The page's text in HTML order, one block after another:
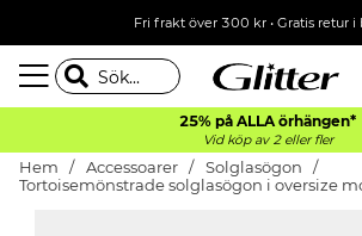
Fri frakt över 300 kr• Gratis retur i
25% på ALLA örhängen*
Vid köp av 2 eller fler
Hem Accessoarer
Solglasögon
Tortoisemönstrade solglasögon i oversize